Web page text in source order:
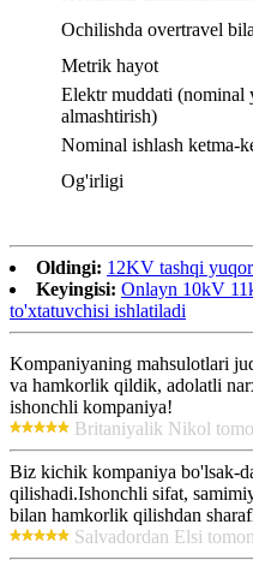
Ochilishda overtravel
Metrik hayot
Elektr muddati (nominal
almashtirish)
Nominal ishlash ketma-
Og'irligi
Oldingi: 12KV tashqi
Keyingisi: Onlayn 10kV
to'xtatuvchisi ishlatiladi
Kompaniyaning mahsulotlari
va hamkorlik qildik, adolatli
ishonchli kompaniya!
Britaniyalik Nikol
Biz kichik kompaniya bo'lsak-
qilishadi.Ishonchli sifat,
bilan hamkorlik qilishdan
Salvadordan Elsi